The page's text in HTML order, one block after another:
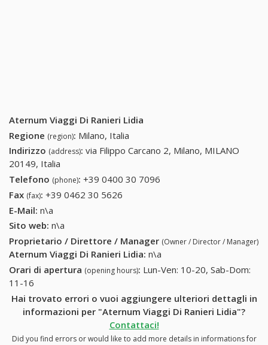
Aternum Viaggi Di Ranieri Lidia
Regione (region): Milano, Italia
Indirizzo (address): via Filippo Carcano 2, Milano, MILANO
20149, Italia
Telefono (phone): +39 0400 30 7096
Fax (fax): +39 0462 30 5626
E-Mail: n\a
Sito web: n\a
Proprietario / Direttore / Manager (Owner / Director / Manager)
Aternum Viaggi Di Ranieri Lidia: n\a
Orari di apertura (opening hours): Lun-Ven: 10-20, Sab-Dom:
11-16
Hai trovato errori o vuoi aggiungere ulteriori dettagli in
informazioni per "Aternum Viaggi Di Ranieri Lidia"?
Contattaci!
Did you find errors or would like to add more details in informations for